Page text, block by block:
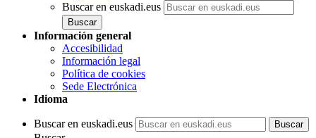
Buscar en euskadi.eus
Información general
Accesibilidad
Información legal
Política de cookies
Sede Electrónica
Idioma
Buscar en euskadi.eus